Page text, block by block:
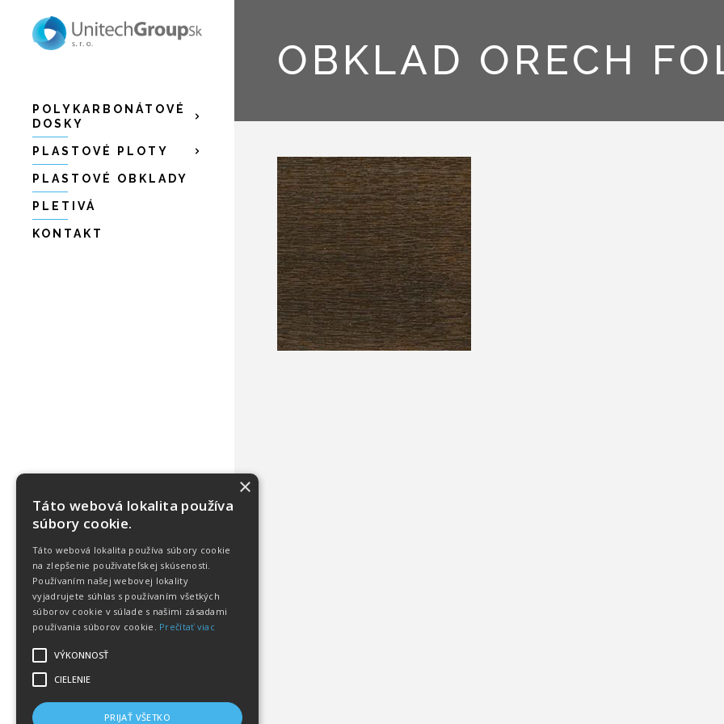
POLYKARBONÁTOVÉ
DOSKY
PLASTOVÉ PLOTY
PLASTOVÉ OBKLADY
PLETIVÁ
KONTAKT
OBKLAD ORECH
×
Táto webová lokalita používa
súbory cookie.
Táto webová lokalita používa súbory cookie
na zlepšenie používateľskej skúsenosti.
Používaním našej webovej lokality
vyjadrujete súhlas s používaním všetkých
súborov cookie v súlade s našimi zásadami
používania súborov cookie. Prečítať viac
VÝKONNOSŤ
CIELENIE
PRIJAŤ VŠETKO